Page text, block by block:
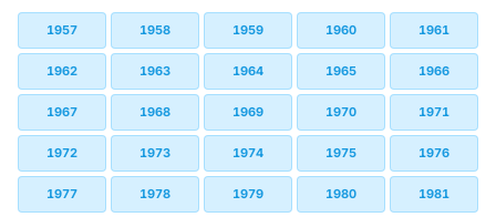
1957 1958 1959 1960 1961
1962 1963 1964 1965 1966
1967 1968 1969 1970 1971
1972 1973 1974 1975 1976
1977 1978 1979 1980 1981